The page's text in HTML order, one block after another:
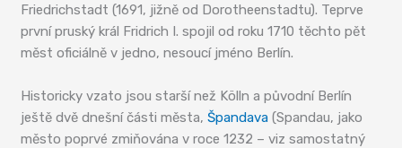
Friedrichstadt (1691, jižně od Dorotheenstadtu). Teprve
první pruský král Fridrich I. spojil od roku 1710 těchto pět
měst oficiálně v jedno, nesoucí jméno Berlín.
Historicky vzato jsou starší než Kölln a původní Berlín
ještě dvě dnešní části města,Špandava (Spandau, jako
město poprvé zmiňována v roce 1232 – viz samostatný